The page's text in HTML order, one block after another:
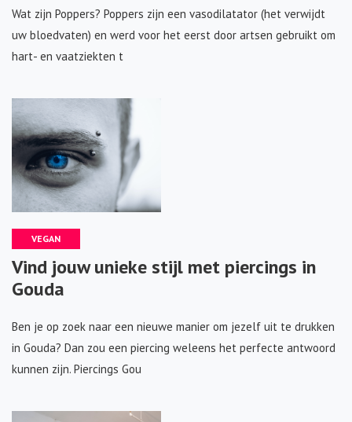
Wat zijn Poppers? Poppers zijn een vasodilatator (het verwijdt
uw bloedvaten) en werd voor het eerst door artsen gebruikt om
hart- en vaatziekten t
VEGAN
Vind jouw unieke stijl met piercings in
Gouda
Ben je op zoek naar een nieuwe manier om jezelf uit te drukken
in Gouda? Dan zou een piercing weleens het perfecte antwoord
kunnen zijn. Piercings Gou